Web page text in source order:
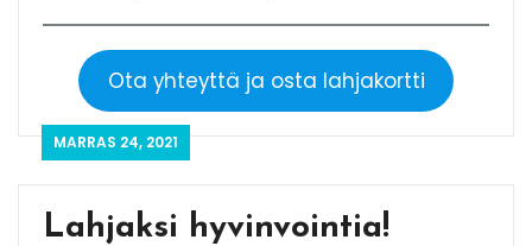
Ota yhteyttä ja osta lahjakortti
MARRAS 24, 2021
Lahjaksi hyvinvointia!